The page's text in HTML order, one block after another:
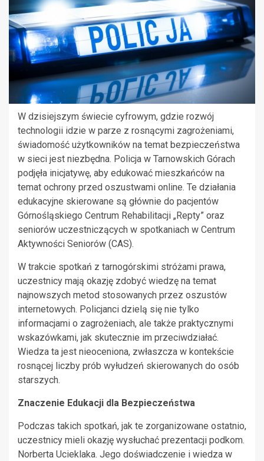
W dzisiejszym świecie cyfrowym, gdzie rozwój
technologii idzie w parze z rosnącymi zagrożeniami,
świadomość użytkowników na temat bezpieczeństwa
w sieci jest niezbędna. Policja w Tarnowskich Górach
podjęła inicjatywę, aby edukować mieszkańców na
temat ochrony przed oszustwami online. Te działania
edukacyjne skierowane są głównie do pacjentów
Górnośląskiego Centrum Rehabilitacji „Repty” oraz
seniorów uczestniczących w spotkaniach w Centrum
Aktywności Seniorów (CAS).
W trakcie spotkań z tarnogórskimi stróżami prawa,
uczestnicy mają okazję zdobyć wiedzę na temat
najnowszych metod stosowanych przez oszustów
internetowych. Policjanci dzielą się nie tylko
informacjami o zagrożeniach, ale także praktycznymi
wskazówkami, jak skutecznie im przeciwdziałać.
Wiedza ta jest nieoceniona, zwłaszcza w kontekście
rosnącej liczby prób wyłudzeń skierowanych do osób
starszych.
Znaczenie Edukacji dla Bezpieczeństwa
Podczas takich spotkań, jak te zorganizowane ostatnio,
uczestnicy mieli okazję wysłuchać prezentacji podkom.
Norberta Ucieklaka. Jego doświadczenie i wiedza w